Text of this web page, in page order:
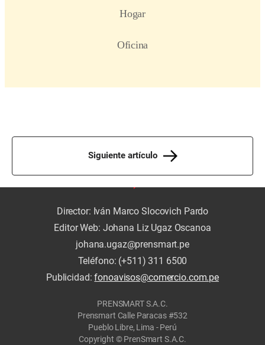
Siguiente artículo
Director: Iván Marco Slocovich Pardo
Editor Web: Johana Liz Ugaz Oscanoa
johana.ugaz@prensmart.pe
Teléfono: (+511) 311 6500
Publicidad:fonoavisos@comercio.com.pe
PRENSMART S.A.C.
Prensmart Calle Paracas #532
Pueblo Libre, Lima - Perú
Copyright © PrenSmart S.A.C.